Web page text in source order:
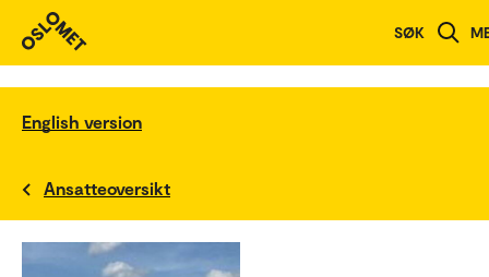
SØK
English version
Ansatteoversikt